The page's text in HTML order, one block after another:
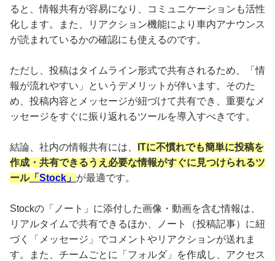
ると、情報共有が容易になり、コミュニケーションも活性
化します。また、リアクション機能により車内アナウンス
が読まれているかの確認にも使えるのです。
ただし、投稿はタイムライン形式で共有されるため、「情
報が流れやすい」というデメリットが伴います。そのた
め、投稿内容とメッセージが紐づけて共有でき、重要なメ
ッセージをすぐに振り返れるツールを導入すべきです。
結論、社内の情報共有には、
ITに不慣れでも簡単に投稿を
作成・共有できるうえ必要な情報がすぐに見つけられるツ
ール「Stock」 が最適です。
Stockの「ノート」に添付した画像・動画を含む情報は、
リアルタイムで共有できるほか、ノート（投稿記事）に紐
づく「メッセージ」でコメントやリアクションが送れま
す。また、チームごとに「フォルダ」を作成し、アクセス